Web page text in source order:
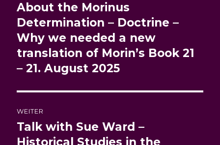
Beitrag:
About the Morinus
Determination – Doctrine –
Why we needed a new
translation of Morin’s Book 21
– 21. August 2025
WEITER
Nächster
Beitrag:
Talk with Sue Ward –